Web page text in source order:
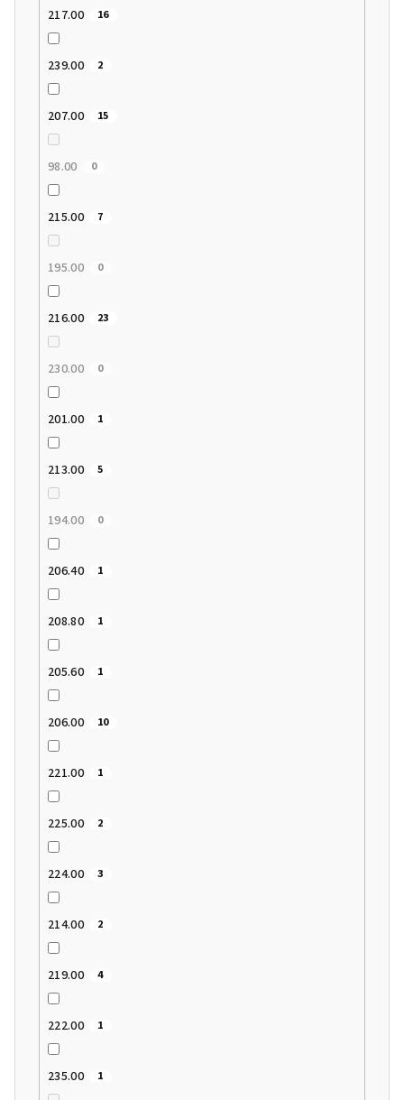
217.00 16
239.00 2
207.00 15
98.00 0
215.00 7
195.00 0
216.00 23
230.00 0
201.00 1
213.00 5
194.00 0
206.40 1
208.80 1
205.60 1
206.00 10
221.00 1
225.00 2
224.00 3
214.00 2
219.00 4
222.00 1
235.00 1